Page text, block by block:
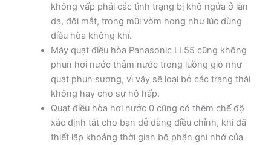
không vấp phải các tình trạng bị khô ngứa ở làn
da, đôi mắt, trong mũi vòm họng như lúc dùng
điều hòa không khí.
Máy quạt điều hòa Panasonic LL55 cũng không
phun hơi nước thẫm nước trong luồng gió như
quạt phun sương, vì vậy sẽ loại bỏ các trạng thái
không hay cho sự hô hấp.
Quạt điều hòa hơi nước 0 cũng có thêm chế độ
xác định tắt cho bạn dễ dàng điều chỉnh, khi đã
thiết lập khoảng thời gian bộ phận ghi nhớ của